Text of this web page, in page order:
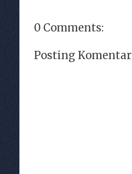
0 Comments:
Posting Komentar